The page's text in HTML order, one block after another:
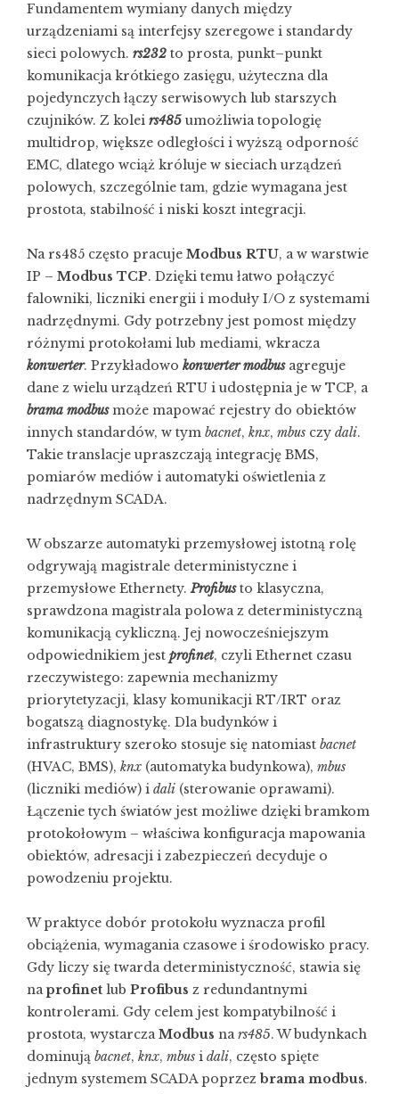
Fundamentem wymiany danych między
urządzeniami są interfejsy szeregowe i standardy
sieci polowych. rs232 to prosta, punkt–punkt
komunikacja krótkiego zasięgu, użyteczna dla
pojedynczych łączy serwisowych lub starszych
czujników. Z kolei rs485 umożliwia topologię
multidrop, większe odległości i wyższą odporność
EMC, dlatego wciąż króluje w sieciach urządzeń
polowych, szczególnie tam, gdzie wymagana jest
prostota, stabilność i niski koszt integracji.
Na rs485 często pracuje Modbus RTU, a w warstwie
IP – Modbus TCP. Dzięki temu łatwo połączyć
falowniki, liczniki energii i moduły I/O z systemami
nadrzędnymi. Gdy potrzebny jest pomost między
różnymi protokołami lub mediami, wkracza
konwerter. Przykładowo konwerter modbusagreguje
dane z wielu urządzeń RTU i udostępnia je w TCP, a
brama modbusmoże mapować rejestry do obiektów
innych standardów, w tym bacnet, knx, mbus czy dali.
Takie translacje upraszczają integrację BMS,
pomiarów mediów i automatyki oświetlenia z
nadrzędnym SCADA.
W obszarze automatyki przemysłowej istotną rolę
odgrywają magistrale deterministyczne i
przemysłowe Ethernety.Profibusto klasyczna,
sprawdzona magistrala polowa z deterministyczną
komunikacją cykliczną. Jej nowocześniejszym
odpowiednikiem jest profinet, czyli Ethernet czasu
rzeczywistego: zapewnia mechanizmy
priorytetyzacji, klasy komunikacji RT/IRT oraz
bogatszą diagnostykę. Dla budynków i
infrastruktury szeroko stosuje się natomiast bacnet
(HVAC, BMS), knx (automatyka budynkowa), mbus
(liczniki mediów) i dali (sterowanie oprawami).
Łączenie tych światów jest możliwe dzięki bramkom
protokołowym – właściwa konfiguracja mapowania
obiektów, adresacji i zabezpieczeń decyduje o
powodzeniu projektu.
W praktyce dobór protokołu wyznacza profil
obciążenia, wymagania czasowe i środowisko pracy.
Gdy liczy się twarda deterministyczność, stawia się
naprofinet lub Profibus z redundantnymi
kontrolerami. Gdy celem jest kompatybilność i
prostota, wystarczaModbus nars485. W budynkach
dominują bacnet, knx, mbus i dali, często spięte
jednym systemem SCADA poprzez brama modbus.